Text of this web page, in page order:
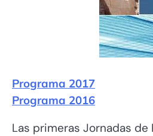
Programa 2017
Programa 2016
Las primeras Jornadas